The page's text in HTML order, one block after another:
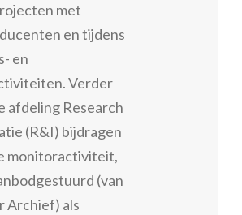
met
en tijdens
en
Verder
afdeling Research
(R&I) bijdragen
monitoractiviteit,
(van
Archief) als